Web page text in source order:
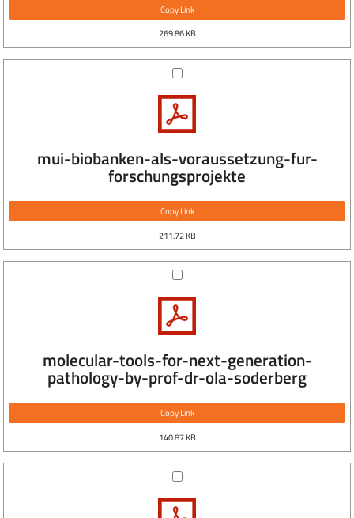
Copy Link
269.86 KB
mui-biobanken-als-voraussetzung-fur-
forschungsprojekte
Copy Link
211.72 KB
molecular-tools-for-next-generation-
pathology-by-prof-dr-ola-soderberg
Copy Link
140.87 KB